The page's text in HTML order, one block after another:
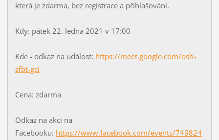
která je zdarma, bez registrace a přihlašování.
Kdy: pátek 22. ledna 2021 v 17:00
Kde - odkaz na událost: https://meet.google.com/osh-
zfbt-gci
Cena: zdarma
Odkaz na akci na
Facebooku: https://www.facebook.com/events/749824